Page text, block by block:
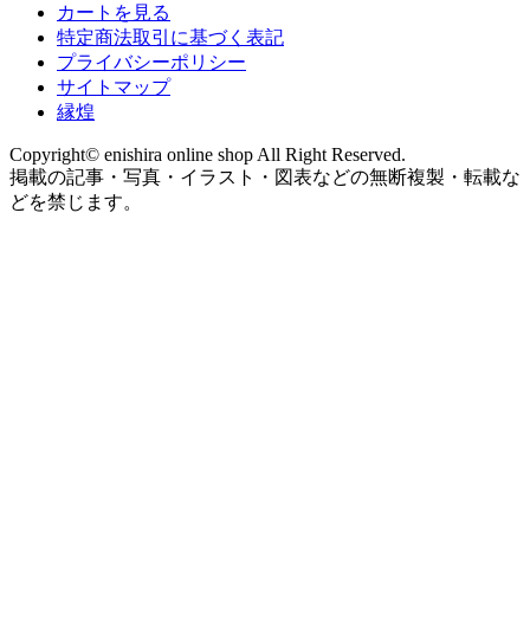
カートを見る
特定商法取引に基づく表記
プライバシーポリシー
サイトマップ
縁煌
Copyright© enishira online shop All Right Reserved.
掲載の記事・写真・イラスト・図表などの無断複製・転載な
どを禁じます。